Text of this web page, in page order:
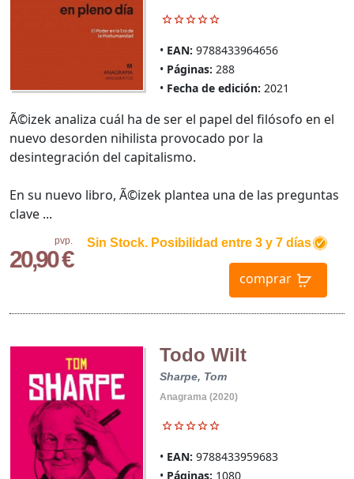
EAN: 9788433964656
Páginas: 288
Fecha de edición: 2021
pvp.
20,90 €
Sin Stock. Posibilidad entre 3 y 7 días
comprar
Ã©izek analiza cuál ha de ser el papel del filósofo en el
nuevo desorden nihilista provocado por la
desintegración del capitalismo.
En su nuevo libro, Ã©izek plantea una de las preguntas
clave ...
Todo Wilt
Sharpe, Tom
Anagrama (2020)
EAN: 9788433959683
Páginas: 1080